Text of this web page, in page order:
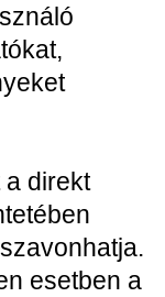
direkt
esetben a